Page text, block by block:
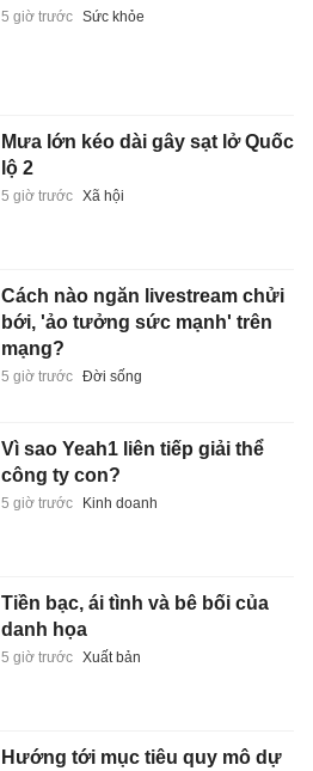
5 giờ trước Sức khỏe
Mưa lớn kéo dài gây sạt lở Quốc
lộ 2
5 giờ trước Xã hội
Cách nào ngăn livestream chửi
bới, 'ảo tưởng sức mạnh' trên
mạng?
5 giờ trước Đời sống
Vì sao Yeah1 liên tiếp giải thể
công ty con?
5 giờ trước Kinh doanh
Tiền bạc, ái tình và bê bối của
danh họa
5 giờ trước Xuất bản
Hướng tới mục tiêu quy mô dự